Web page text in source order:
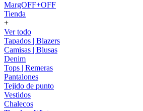
MargOFF+OFF
Tienda
+
Ver todo
Tapados | Blazers
Camisas | Blusas
Denim
Tops | Remeras
Pantalones
Tejido de punto
Vestidos
Chalecos